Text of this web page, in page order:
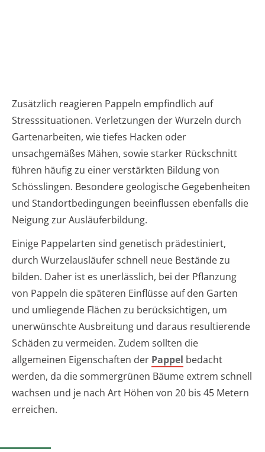
Zusätzlich reagieren Pappeln empfindlich auf
Stresssituationen. Verletzungen der Wurzeln durch
Gartenarbeiten, wie tiefes Hacken oder
unsachgemäßes Mähen, sowie starker Rückschnitt
führen häufig zu einer verstärkten Bildung von
Schösslingen. Besondere geologische Gegebenheiten
und Standortbedingungen beeinflussen ebenfalls die
Neigung zur Ausläuferbildung.
Einige Pappelarten sind genetisch prädestiniert,
durch Wurzelausläufer schnell neue Bestände zu
bilden. Daher ist es unerlässlich, bei der Pflanzung
von Pappeln die späteren Einflüsse auf den Garten
und umliegende Flächen zu berücksichtigen, um
unerwünschte Ausbreitung und daraus resultierende
Schäden zu vermeiden. Zudem sollten die
allgemeinen Eigenschaften der Pappel bedacht
werden, da die sommergrünen Bäume extrem schnell
wachsen und je nach Art Höhen von 20 bis 45 Metern
erreichen.